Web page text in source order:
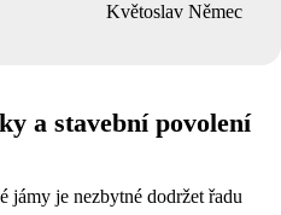
Květoslav Němec
a stavební povolení
jámy je nezbytné dodržet řadu